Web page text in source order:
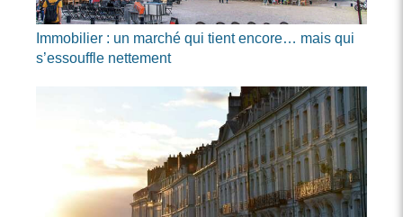
Immobilier : un marché qui tient encore… mais qui
s’essouffle nettement